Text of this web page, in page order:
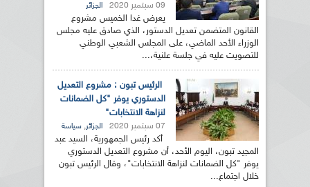
09 سبتمبر 2020 الجزائر
يعرض غدا الخميس مشروع
القانون المتضمن تعديل الدستور، الذي صادق عليه مجلس
الوزراء الأحد الماضي، على المجلس الشعبي الوطني
للتصويت عليه في جلسة علنية،...
الرئيس تبون : مشروع التعديل
الدستوري يوفر "كل الضمانات
لنزاهة الانتخابات"
07 سبتمبر 2020 الجزائر, سياسة
أكد رئيس الجمهورية، السيد عبد
المجيد تبون، اليوم الأحد، أن مشروع التعديل الدستوري
يوفر "كل الضمانات لنزاهة الانتخابات"، وقال الرئيس تبون
خلال اجتماع...